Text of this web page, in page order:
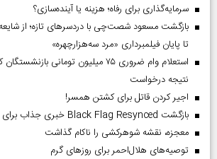
سرمایه‌گذاری برای رفاه؛ هزینه یا آینده‌سازی؟
بازگشت مسعود شصت‌چی با دردسر‌های تازه؛ از
تا پایان فیلمبرداری «مرد سه‌هزارچهره»
استعلام وام ضروری ۷۵ میلیون تومانی
نتیجه درخواست
اجیر کردن قاتل برای کشتن همسر!
بازگشت Black Flag Resynced خبری جذاب برای دوستداران بازی
معجزه، نقشه شوهرکشی را ناکام گذاشت
توصیه‌های هلال‌احمر برای روز‌های گرم